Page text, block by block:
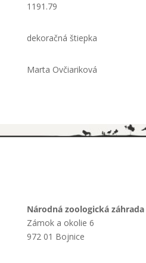
1191.79
dekoračná štiepka
Marta Ovčiariková
Národná zoologická
Zámok a okolie 6
972 01 Bojnice